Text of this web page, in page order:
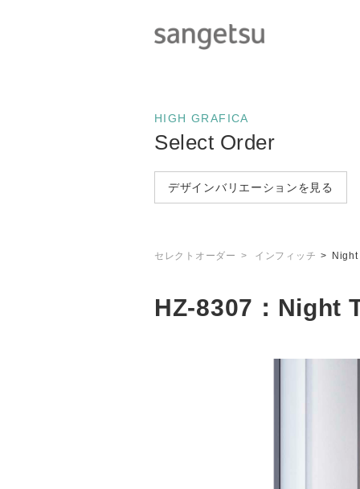
HIGH GRAFICA
Select Order
デザインバリエーションを見る
セレクトオーダー インフィッチ
HZ-8307：Night